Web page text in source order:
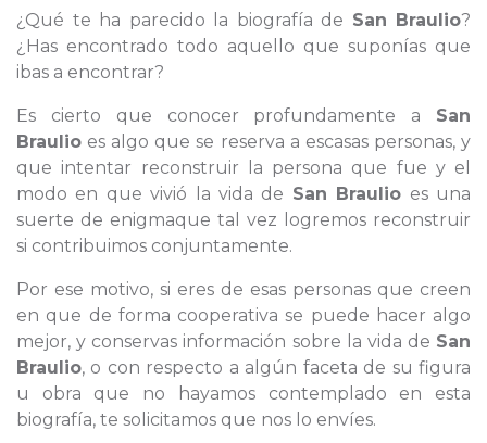
¿Qué te ha parecido la biografía de San Braulio?
¿Has encontrado todo aquello que suponías que
ibas a encontrar?
Es cierto que conocer profundamente a San
Braulio es algo que se reserva a escasas personas, y
que intentar reconstruir la persona que fue y el
modo en que vivió la vida de San Braulio es una
suerte de enigmaque tal vez logremos reconstruir
si contribuimos conjuntamente.
Por ese motivo, si eres de esas personas que creen
en que de forma cooperativa se puede hacer algo
mejor, y conservas información sobre la vida de San
Braulio, o con respecto a algún faceta de su figura
u obra que no hayamos contemplado en esta
biografía, te solicitamos que nos lo envíes.